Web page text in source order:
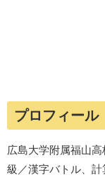
プロフィール
広島大学附属福山
級／漢字バトル、